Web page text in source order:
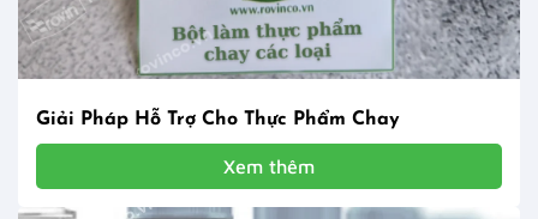
Giải Pháp Hỗ Trợ Cho Thực Phẩm Chay